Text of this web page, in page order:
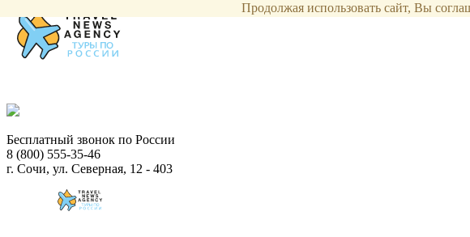
Бесплатный звонок по России
8 (800) 555-35-46
г. Сочи, ул. Северная, 12 - 403
Продолжая использовать сайт, Вы